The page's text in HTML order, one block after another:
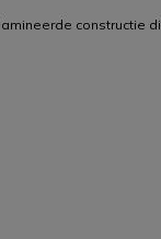
constructie